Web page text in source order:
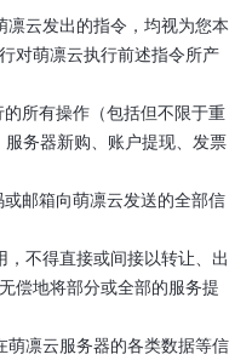
凛云发出的指令，均视为您本
对萌凛云执行前述指令所产
所有操作（包括但不限于重
务器新购、账户提现、发票
邮箱向萌凛云发送的全部信
不得直接或间接以转让、出
偿地将部分或全部的服务提
萌凛云服务器的各类数据等信